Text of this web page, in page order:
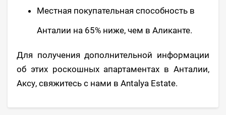
Местная покупательная способность в
Анталии на 65% ниже, чем в Аликанте.
Для получения дополнительной информации
об этих роскошных апартаментах в Анталии,
Аксу, свяжитесь с нами в Antalya Estate.